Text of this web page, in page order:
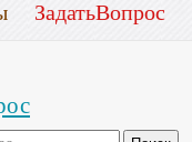
ЗадатьВопрос